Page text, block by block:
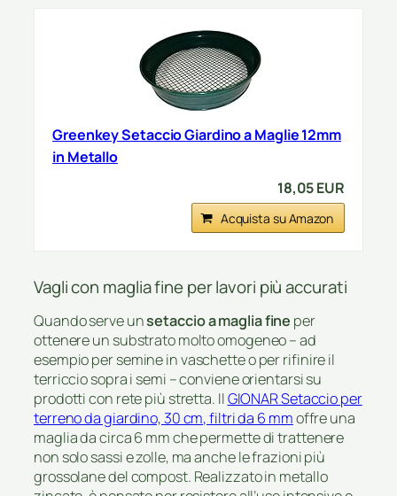
Greenkey Setaccio Giardino a Maglie 12mm
in Metallo
18,05 EUR
Acquista su Amazon
Vagli con maglia fine per lavori più accurati
Quando serve unsetaccio a maglia fine per
ottenere un substrato molto omogeneo – ad
esempio per semine in vaschette o per rifinire il
terriccio sopra i semi – conviene orientarsi su
prodotti con rete più stretta. IlGIONAR Setaccio per
terreno da giardino, 30 cm, filtri da 6 mmoffre una
maglia da circa 6 mm che permette di trattenere
non solo sassi e zolle, ma anche le frazioni più
grossolane del compost. Realizzato in metallo